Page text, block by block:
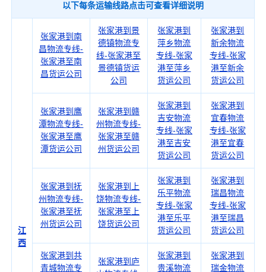
以下每条运输线路点击可查看详细说明
江
西
张家港到南
昌物流专线-
张家港至南
昌货运公司
张家港到景
德镇物流专
线-张家港至
景德镇货运
公司
张家港到
萍乡物流
专线-张家
港至萍乡
货运公司
张家港到
新余物流
专线-张家
港至新余
货运公司
张家港到鹰
潭物流专线-
张家港至鹰
潭货运公司
张家港到赣
州物流专线-
张家港至赣
州货运公司
张家港到
吉安物流
专线-张家
港至吉安
货运公司
张家港到
宜春物流
专线-张家
港至宜春
货运公司
张家港到抚
州物流专线-
张家港至抚
州货运公司
张家港到上
饶物流专线-
张家港至上
饶货运公司
张家港到
乐平物流
专线-张家
港至乐平
货运公司
张家港到
瑞昌物流
专线-张家
港至瑞昌
货运公司
张家港到共
青城物流专
张家港到庐
张家港到
贵溪物流
张家港到
瑞金物流